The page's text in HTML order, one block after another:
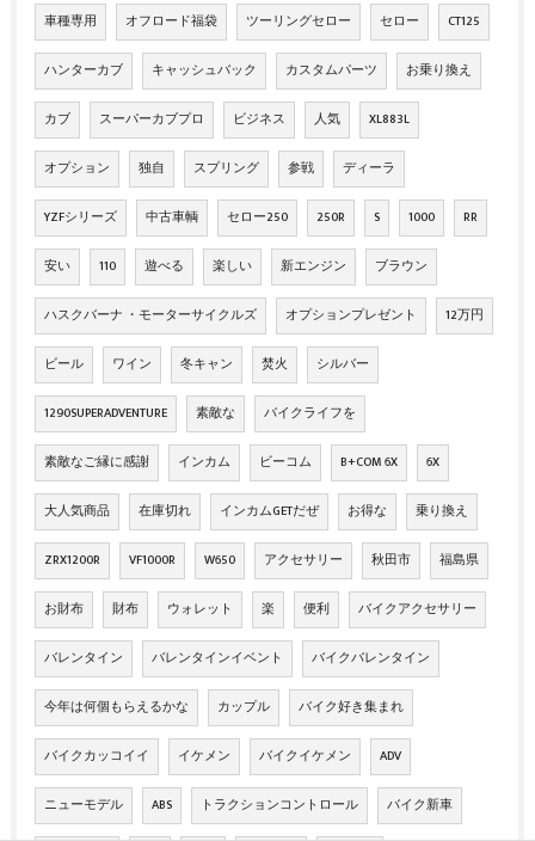
車種専用 オフロード福袋 ツーリングセロー セロー CT125
ハンターカブ キャッシュバック カスタムパーツ お乗り換え
カブ スーパーカブプロ ビジネス 人気 XL883L
オプション 独自 スプリング 参戦 ディーラ
YZFシリーズ 中古車輌 セロー250 250R S 1000 RR
安い 110 遊べる 楽しい 新エンジン ブラウン
ハスクバーナ ・モーターサイクルズ オプションプレゼント 12万円
ビール ワイン 冬キャン 焚火 シルバー
1290SUPERADVENTURE 素敵な バイクライフを
素敵なご縁に感謝 インカム ビーコム B+COM 6X 6X
大人気商品 在庫切れ インカムGETだぜ お得な 乗り換え
ZRX1200R VF1000R W650 アクセサリー 秋田市 福島県
お財布 財布 ウォレット 楽 便利 バイクアクセサリー
バレンタイン バレンタインイベント バイクバレンタイン
今年は何個もらえるかな カップル バイク好き集まれ
バイクカッコイイ イケメン バイクイケメン ADV
ニューモデル ABS トラクションコントロール バイク新車